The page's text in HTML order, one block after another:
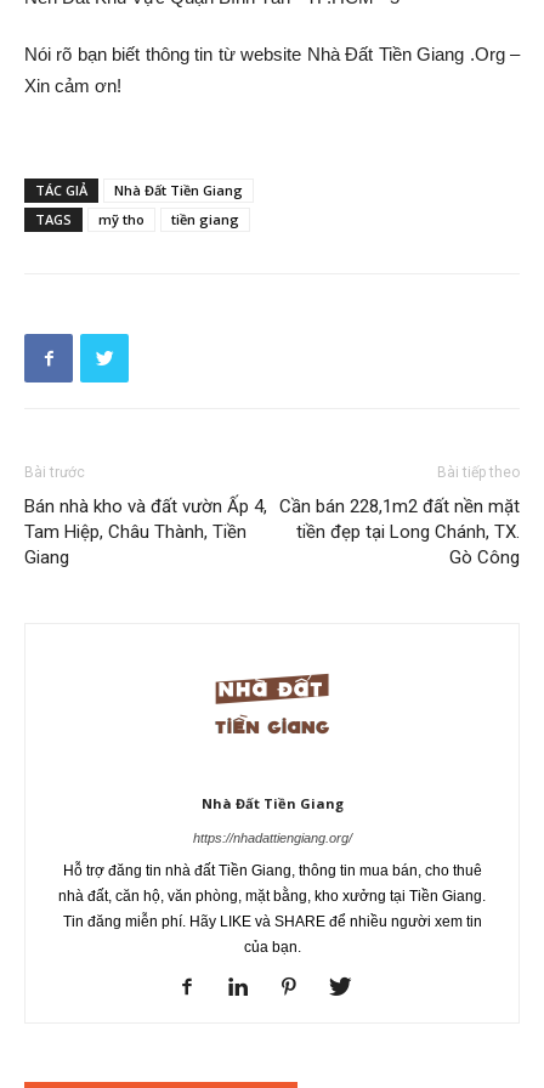
Nói rõ bạn biết thông tin từ website Nhà Đất Tiền Giang .Org –
Xin cảm ơn!
TÁC GIẢ
Nhà Đất Tiền Giang
TAGS
mỹ tho tiền giang
Bài trước
Bán nhà kho và đất vườn Ấp 4,
Tam Hiệp, Châu Thành, Tiền
Giang
Bài tiếp theo
Cần bán 228,1m2 đất nền mặt
tiền đẹp tại Long Chánh, TX.
Gò Công
Nhà Đất Tiền Giang
https://nhadattiengiang.org/
Hỗ trợ đăng tin nhà đất Tiền Giang, thông tin mua bán, cho thuê
nhà đất, căn hộ, văn phòng, mặt bằng, kho xưởng tại Tiền Giang.
Tin đăng miễn phí. Hãy LIKE và SHARE để nhiều người xem tin
của bạn.